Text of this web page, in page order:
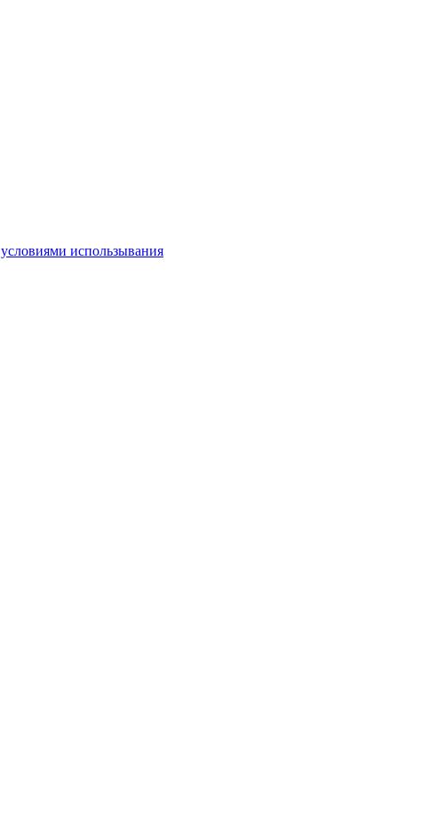
условиями использывания